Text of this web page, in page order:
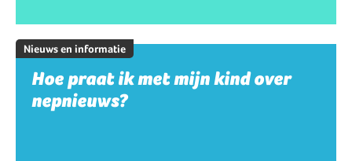
Nieuws en informatie
Hoe praat ik met mijn kind over
nepnieuws?